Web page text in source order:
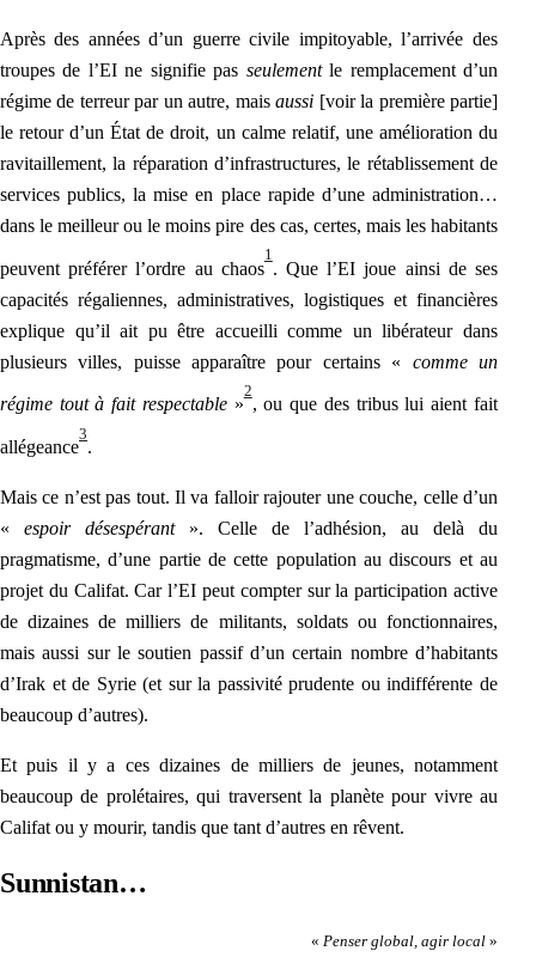
Après des années d’un guerre civile impitoyable, l’arrivée des
troupes de l’EI ne signifie pas seulementle remplacement d’un
régime de terreur par un autre, maisaussi [voir la première partie]
le retour d’un État de droit, un calme relatif, une amélioration du
ravitaillement, la réparation d’infrastructures, le rétablissement de
services publics, la mise en place rapide d’une administration…
dans le meilleur ou le moins pire des cas, certes, mais les habitants
peuvent préférer l’ordre au chaos
1
. Que l’EI joue ainsi de ses
capacités régaliennes, administratives, logistiques et financières
explique qu’il ait pu être accueilli comme un libérateur dans
plusieurs villes, puisse apparaître pour certains « comme un
régime tout à fait respectable »
2
, ou que des tribus lui aient fait
allégeance
3
.
Mais ce n’est pas tout. Il va falloir rajouter une couche, celle d’un
« espoir désespérant ». Celle de l’adhésion, au delà du
pragmatisme, d’une partie de cette population au discours et au
projet du Califat. Car l’EI peut compter sur la participation active
de dizaines de milliers de militants, soldats ou fonctionnaires,
mais aussi sur le soutien passif d’un certain nombre d’habitants
d’Irak et de Syrie (et sur la passivité prudente ou indifférente de
beaucoup d’autres).
Et puis il y a ces dizaines de milliers de jeunes, notamment
beaucoup de prolétaires, qui traversent la planète pour vivre au
Califat ou y mourir, tandis que tant d’autres en rêvent.
Sunnistan…
« Penser global, agir local »